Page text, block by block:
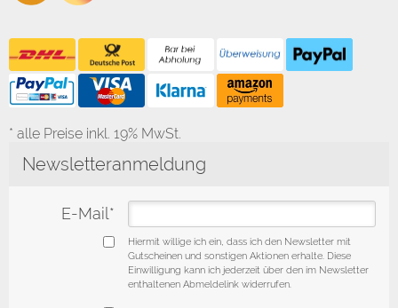
* alle Preise inkl. 19% MwSt.